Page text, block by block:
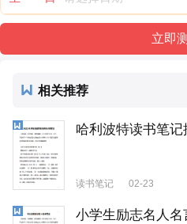
相关推荐
哈利波特读书笔记
读书笔记 02-23
小学生励志名人名